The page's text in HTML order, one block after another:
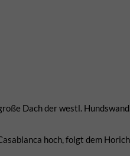
Dach der westl.
hoch, folgt dem